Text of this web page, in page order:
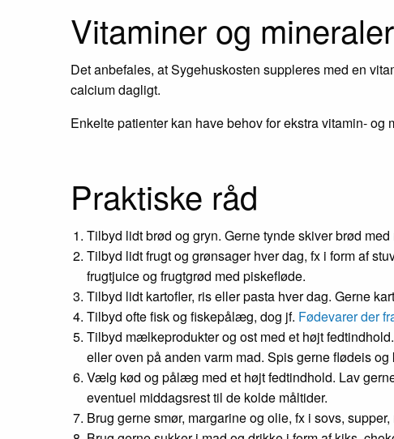
Vitaminer og mineraler
Det anbefales, at Sygehuskosten suppleres med en
calcium dagligt.
Enkelte patienter kan have behov for ekstra vitamin-
Praktiske råd
Tilbyd lidt brød og gryn. Gerne tynde skiver brød
Tilbyd lidt frugt og grønsager hver dag, fx i form af
frugtjuice og frugtgrød med piskefløde.
Tilbyd lidt kartofler, ris eller pasta hver dag. Gerne
Tilbyd ofte fisk og fiskepålæg, dog jf. Fødevarer der
Tilbyd mælkeprodukter og ost med et højt
eller oven på anden varm mad. Spis gerne flødeis
Vælg kød og pålæg med et højt fedtindhold. Lav
eventuel middagsrest til de kolde måltider.
Brug gerne smør, margarine og olie, fx i sovs,